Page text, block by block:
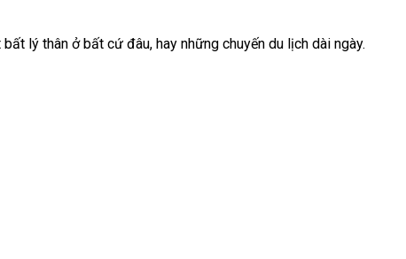
bất lý thân ởphụ
bất cứ đâuđịa
, hay bảng
những chuyến du lịch dài ngày.